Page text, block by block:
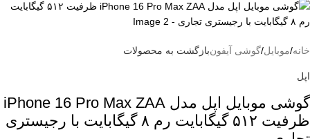
خانه/موبایل/گوشی آیفونبازگشت به محصولات
اپل
گوشی موبایل اپل مدل iPhone 16 Pro Max ZAA
ظرفیت ۵۱۲ گیگابایت رم ۸ گیگابایت با رجیستری